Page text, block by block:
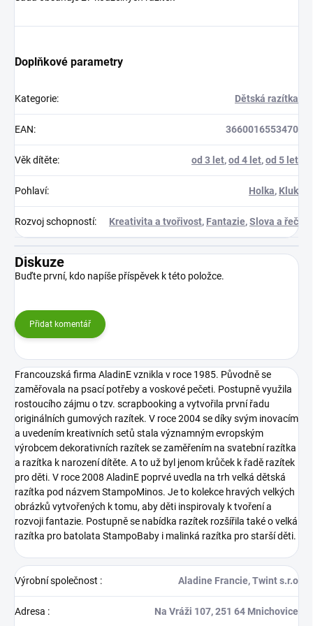
Doplňkové parametry
Kategorie: Dětská razítka
EAN: 3660016553470
Věk dítěte: od 3 let,od 4 let,od 5 let
Pohlaví: Holka, Kluk
Rozvoj schopností: Kreativita a tvořivost, Fantazie,Slova a řeč
Diskuze
Buďte první, kdo napíše příspěvek k této položce.
Přidat komentář
Francouzská firma AladinE vznikla v roce 1985. Původně se
zaměřovala na psací potřeby a voskové pečeti. Postupně využila
rostoucího zájmu o tzv. scrapbooking a vytvořila první řadu
originálních gumových razítek. V roce 2004 se díky svým inovacím
a uvedením kreativních setů stala významným evropským
výrobcem dekorativních razítek se zaměřením na svatební razítka
a razítka k narození dítěte. A to už byl jenom krůček k řadě razítek
pro děti. V roce 2008 AladinE poprvé uvedla na trh velká dětská
razítka pod názvem StampoMinos. Je to kolekce hravých velkých
obrázků vytvořených k tomu, aby děti inspirovaly k tvoření a
rozvoji fantazie. Postupně se nabídka razítek rozšířila také o velká
razítka pro batolata StampoBaby i malinká razítka pro starší děti.
Výrobní společnost : Aladine Francie, Twint s.r.o
Adresa : Na Vráži 107, 251 64 Mnichovice